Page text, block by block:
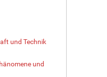
und Technik
und